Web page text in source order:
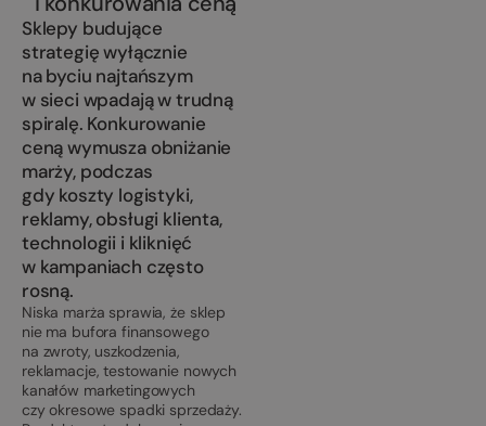
Sklepy budujące
strategię wyłącznie
na byciu najtańszym
w sieci wpadają w trudną
spiralę. Konkurowanie
ceną wymusza obniżanie
marży, podczas
gdy koszty logistyki,
reklamy, obsługi klienta,
technologii i kliknięć
w kampaniach często
rosną.
Niska marża sprawia, że sklep
nie ma bufora finansowego
na zwroty, uszkodzenia,
reklamacje, testowanie nowych
kanałów marketingowych
czy okresowe spadki sprzedaży.